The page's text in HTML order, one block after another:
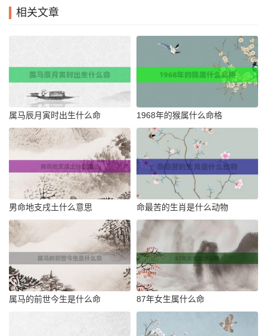
相关文章
属马辰月寅时出生什么命 1968年的猴属什么命格
男命地支戌土什么意思 命最苦的生肖是什么动物
属马的前世今生是什么命 87年女生属什么命